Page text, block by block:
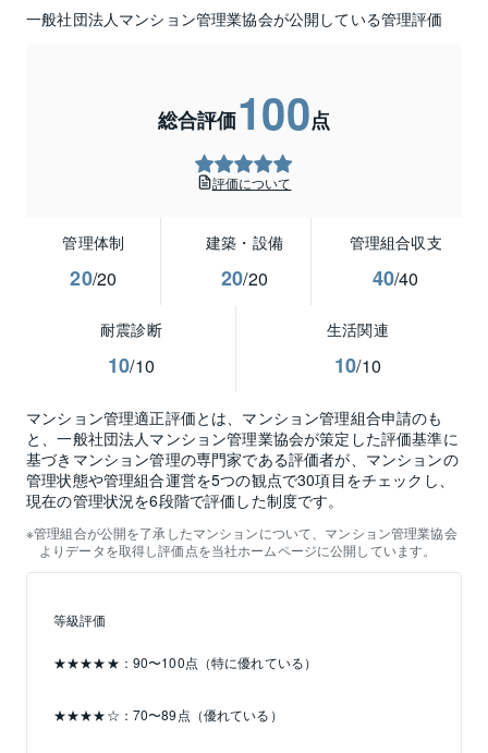
一般社団法人マンション管理業協会が公開している管理評価
総合評価100点
評価について
管理体制
20/20
建築・設備
20/20
管理組合収支
40/40
耐震診断
10/10
生活関連
10/10
マンション管理適正評価とは、マンション管理組合申請のも
と、一般社団法人マンション管理業協会が策定した評価基準に
基づきマンション管理の専門家である評価者が、マンションの
管理状態や管理組合運営を5つの観点で30項目をチェックし、
現在の管理状況を6段階で評価した制度です。
管理組合が公開を了承したマンションについて、マンション管理業協会
よりデータを取得し評価点を当社ホームページに公開しています。
等級評価
★★★★★：90〜100点（特に優れている）
★★★★☆：70〜89点（優れている）